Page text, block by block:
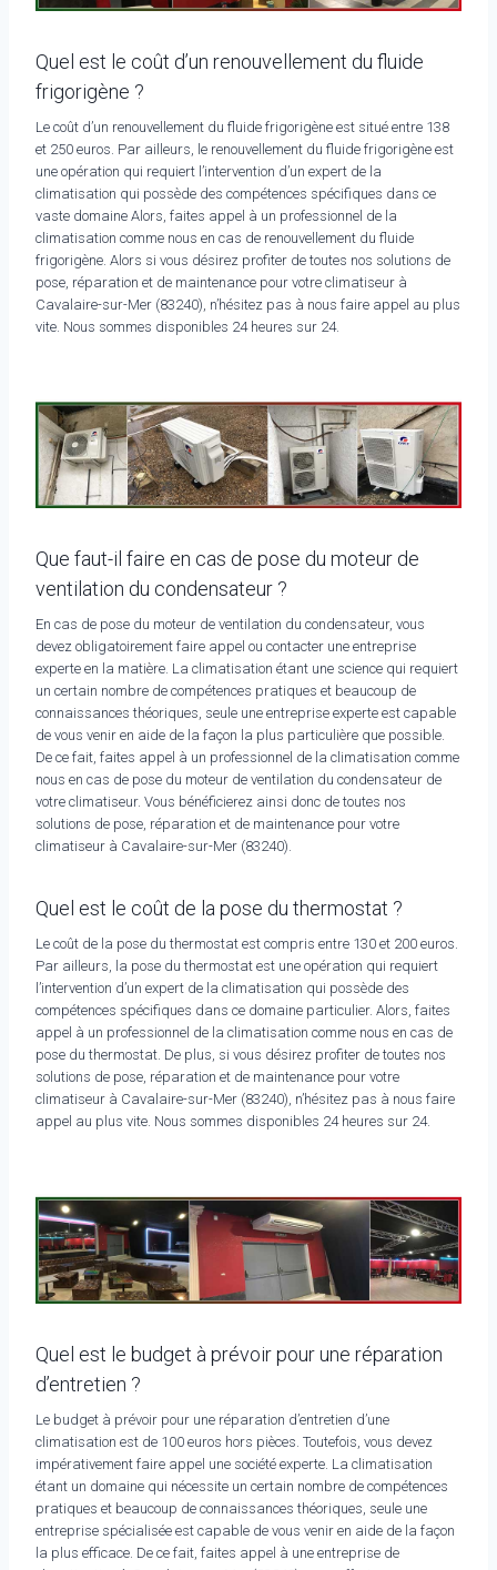
Quel est le coût d’un renouvellement du fluide
frigorigène ?
Le coût d’un renouvellement du fluide frigorigène est situé entre 138
et 250 euros. Par ailleurs, le renouvellement du fluide frigorigène est
une opération qui requiert l’intervention d’un expert de la
climatisation qui possède des compétences spécifiques dans ce
vaste domaine Alors, faites appel à un professionnel de la
climatisation comme nous en cas de renouvellement du fluide
frigorigène. Alors si vous désirez profiter de toutes nos solutions de
pose, réparation et de maintenance pour votre climatiseur à
Cavalaire-sur-Mer (83240), n’hésitez pas à nous faire appel au plus
vite. Nous sommes disponibles 24 heures sur 24.
Que faut-il faire en cas de pose du moteur de
ventilation du condensateur ?
En cas de pose du moteur de ventilation du condensateur, vous
devez obligatoirement faire appel ou contacter une entreprise
experte en la matière. La climatisation étant une science qui requiert
un certain nombre de compétences pratiques et beaucoup de
connaissances théoriques, seule une entreprise experte est capable
de vous venir en aide de la façon la plus particulière que possible.
De ce fait, faites appel à un professionnel de la climatisation comme
nous en cas de pose du moteur de ventilation du condensateur de
votre climatiseur. Vous bénéficierez ainsi donc de toutes nos
solutions de pose, réparation et de maintenance pour votre
climatiseur à Cavalaire-sur-Mer (83240).
Quel est le coût de la pose du thermostat ?
Le coût de la pose du thermostat est compris entre 130 et 200 euros.
Par ailleurs, la pose du thermostat est une opération qui requiert
l’intervention d’un expert de la climatisation qui possède des
compétences spécifiques dans ce domaine particulier. Alors, faites
appel à un professionnel de la climatisation comme nous en cas de
pose du thermostat. De plus, si vous désirez profiter de toutes nos
solutions de pose, réparation et de maintenance pour votre
climatiseur à Cavalaire-sur-Mer (83240), n’hésitez pas à nous faire
appel au plus vite. Nous sommes disponibles 24 heures sur 24.
Quel est le budget à prévoir pour une réparation
d’entretien ?
Le budget à prévoir pour une réparation d’entretien d’une
climatisation est de 100 euros hors pièces. Toutefois, vous devez
impérativement faire appel une société experte. La climatisation
étant un domaine qui nécessite un certain nombre de compétences
pratiques et beaucoup de connaissances théoriques, seule une
entreprise spécialisée est capable de vous venir en aide de la façon
la plus efficace. De ce fait, faites appel à une entreprise de